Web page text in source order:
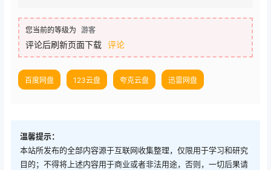
您当前的等级为 游客
评论后刷新页面下载 评论
百度网盘 123云盘 夸克云盘 迅雷网盘
温馨提示：
本站所发布的全部内容源于互联网收集整理，仅限用于学习和研究
目的；不得将上述内容用于商业或者非法用途，否则，一切后果请